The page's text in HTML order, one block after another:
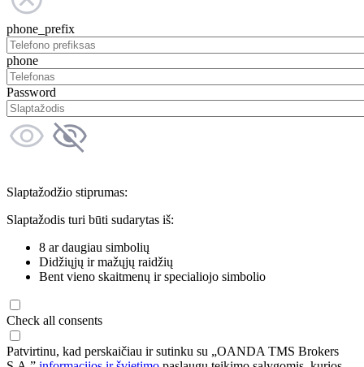
phone_prefix
phone
Password
Slaptažodžio stiprumas:
Slaptažodis turi būti sudarytas iš:
8 ar daugiau simbolių
Didžiųjų ir mažųjų raidžių
Bent vieno skaitmenų ir specialiojo simbolio
Check all consents
Patvirtinu, kad perskaičiau ir sutinku su „OANDA TMS Brokers